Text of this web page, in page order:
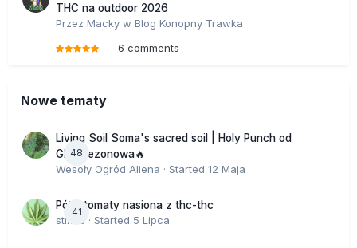
THC na outdoor 2026
Przez Macky w Blog Konopny Trawka
6 comments
Nowe tematy
48
Living Soil Soma's sacred soil | Holy Punch od
GHS sezonowa🔥
Wesoły Ogród Aliena · Started 12 Maja
41
Półautomaty nasiona z thc-thc
stix33 · Started 5 Lipca